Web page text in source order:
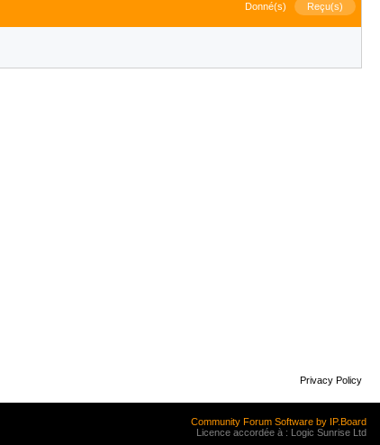
Donné(s) Reçu(s)
Privacy Policy
Community Forum Software by IP.Board
Licence accordée à : Logic Sunrise Ltd